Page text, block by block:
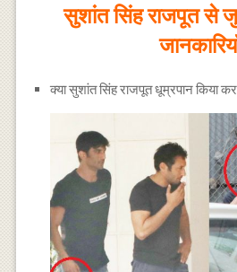
सुशांत सिंह राजपूत से
क्या सुशांत सिंह राजपूत धूम्रपान किया